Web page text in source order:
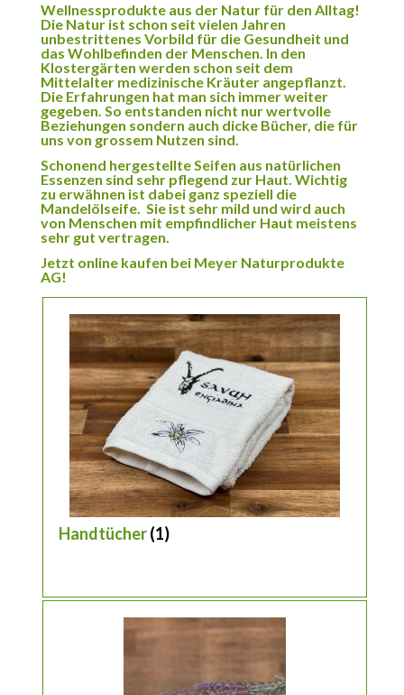
Wellnessprodukte aus der Natur für den Alltag!
Die Natur ist schon seit vielen Jahren
unbestrittenes Vorbild für die Gesundheit und
das Wohlbefinden der Menschen. In den
Klostergärten werden schon seit dem
Mittelalter medizinische Kräuter angepflanzt.
Die Erfahrungen hat man sich immer weiter
gegeben. So entstanden nicht nur wertvolle
Beziehungen sondern auch dicke Bücher, die für
uns von grossem Nutzen sind.
Schonend hergestellte Seifen aus natürlichen
Essenzen sind sehr pflegend zur Haut. Wichtig
zu erwähnen ist dabei ganz speziell die
Mandelölseife. Sie ist sehr mild und wird auch
von Menschen mit empfindlicher Haut meistens
sehr gut vertragen.
Jetzt online kaufen bei Meyer Naturprodukte
AG!
Handtücher(1)